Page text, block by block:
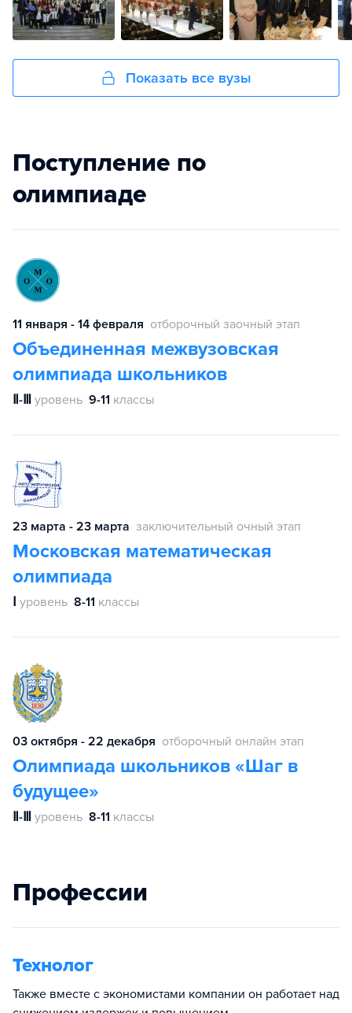
Показать все вузы
Поступление по
олимпиаде
11 января - 14 февраля отборочный заочный этап
Объединенная межвузовская
олимпиада школьников
Ⅱ-Ⅲ уровень 9-11 классы
23 марта - 23 марта заключительный очный этап
Московская математическая
олимпиада
Ⅰ уровень 8-11 классы
03 октября - 22 декабря отборочный онлайн этап
Олимпиада школьников «Шаг в
будущее»
Ⅱ-Ⅲ уровень 8-11 классы
Профессии
Технолог
Также вместе с экономистами компании он работает над